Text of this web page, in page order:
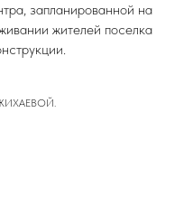
запланированной на
жителей поселка